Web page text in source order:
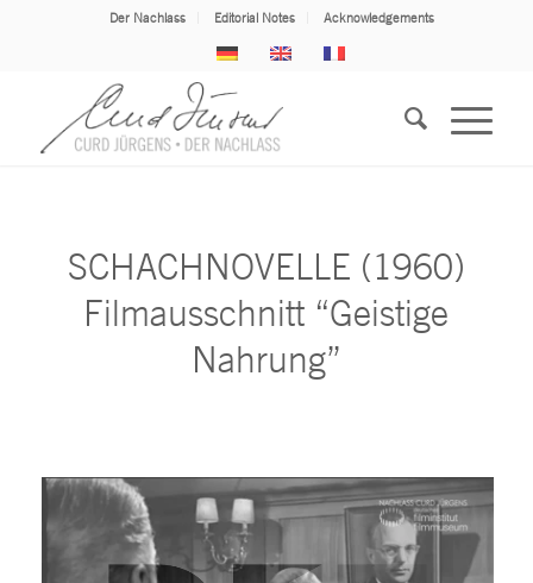
Der Nachlass Editorial Notes Acknowledgements
SCHACHNOVELLE (1960)
Filmausschnitt “Geistige
Nahrung”